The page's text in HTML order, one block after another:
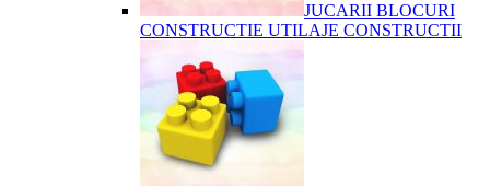
JUCARII BLOCURI
CONSTRUCTIE UTILAJE CONSTRUCTII